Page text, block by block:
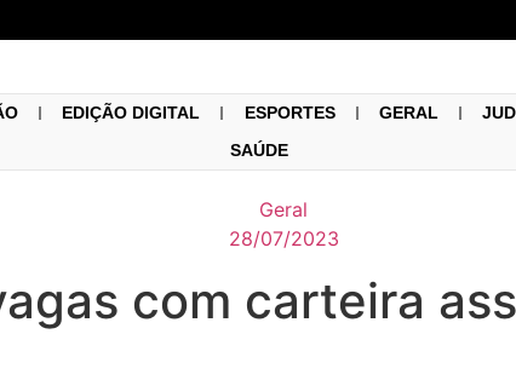
EDIÇÃO DIGITAL ESPORTES GERAL
SAÚDE
Geral
28/07/2023
com carteira